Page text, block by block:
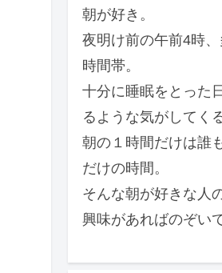
朝が好き。
夜明け前の午前4時
時間帯。
十分に睡眠をとった
るような気がしてくる
朝の１時間だけは誰
だけの時間。
そんな朝が好きな人
興味があればのぞい